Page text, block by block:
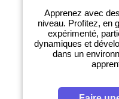
Apprenez avec
niveau. Profitez, en
expérimenté,
dynamiques et
dans un